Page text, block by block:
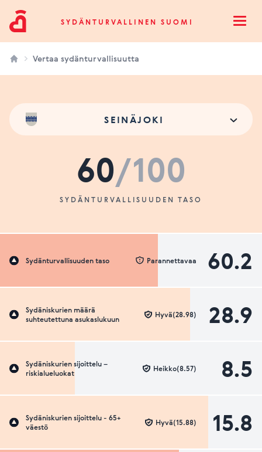
Sydänturvallinen SuomiSYDÄNTURVALLINEN SUOMI
Vertaa sydänturvallisuutta
SEINÄJOKI
60/100
SYDÄNTURVALLISUUDEN TASO
Sydänturvallisuuden taso 60.2
Parannettavaa
Sydäniskurien määrä
suhteutettuna asukaslukuun
28.9
Hyvä(28.98)
Sydäniskurien sijoittelu –
riskialueluokat
8.5
Heikko(8.57)
Sydäniskurien sijoittelu - 65+
väestö
15.8
Hyvä(15.88)